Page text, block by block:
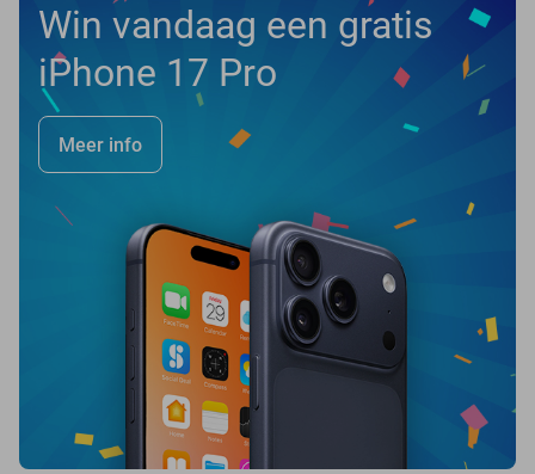
Win vandaag een gratis
iPhone 17 Pro
Meer info